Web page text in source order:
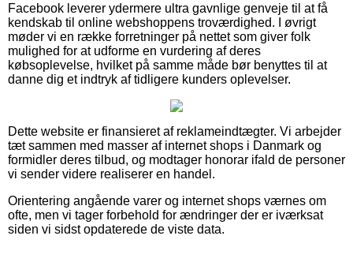
Facebook leverer ydermere ultra gavnlige genveje til at få
kendskab til online webshoppens troværdighed. I øvrigt
møder vi en række forretninger på nettet som giver folk
mulighed for at udforme en vurdering af deres
købsoplevelse, hvilket på samme måde bør benyttes til at
danne dig et indtryk af tidligere kunders oplevelser.
Dette website er finansieret af reklameindtægter. Vi arbejder
tæt sammen med masser af internet shops i Danmark og
formidler deres tilbud, og modtager honorar ifald de personer
vi sender videre realiserer en handel.
Orientering angående varer og internet shops værnes om
ofte, men vi tager forbehold for ændringer der er iværksat
siden vi sidst opdaterede de viste data.